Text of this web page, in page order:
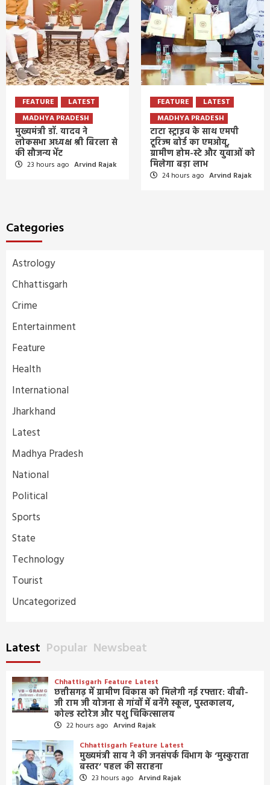
FEATURE
LATEST
MADHYA PRADESH
मुख्यमंत्री डॉ. यादव ने
लोकसभा अध्यक्ष श्री बिरला से
की सौजन्य भेंट
23 hours ago Arvind Rajak
FEATURE
LATEST
MADHYA PRADESH
टाटा स्ट्राइव के साथ एमपी
टूरिज्म बोर्ड का एमओयू,
ग्रामीण होम-स्टे और युवाओं को
मिलेगा बड़ा लाभ
24 hours ago Arvind Rajak
Categories
Astrology
Chhattisgarh
Crime
Entertainment
Feature
Health
International
Jharkhand
Latest
Madhya Pradesh
National
Political
Sports
State
Technology
Tourist
Uncategorized
Latest Popular Newsbeat
Chhattisgarh Feature Latest
छत्तीसगढ़ में ग्रामीण विकास को मिलेगी नई रफ्तार: वीबी-
जी राम जी योजना से गांवों में बनेंगे स्कूल, पुस्तकालय,
कोल्ड स्टोरेज और पशु चिकित्सालय
22 hours ago Arvind Rajak
Chhattisgarh Feature Latest
मुख्यमंत्री साय ने की जनसंपर्क विभाग के ‘मुस्कुराता
बस्तर’ पहल की सराहना
23 hours ago Arvind Rajak